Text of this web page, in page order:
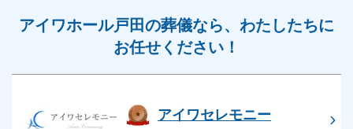
お選びいただけます。
自社式場以外の葬儀場の手配も可能なので、ご希望の
アイワホール戸田の家族葬
アイワホール戸田の葬儀なら、わたしたちに
お任せください！
アイワセレモニー